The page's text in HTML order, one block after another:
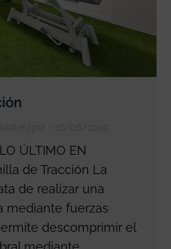
ÚLTIMO EN
de Tracción La
de realizar una
mediante fuerzas
descomprimir el